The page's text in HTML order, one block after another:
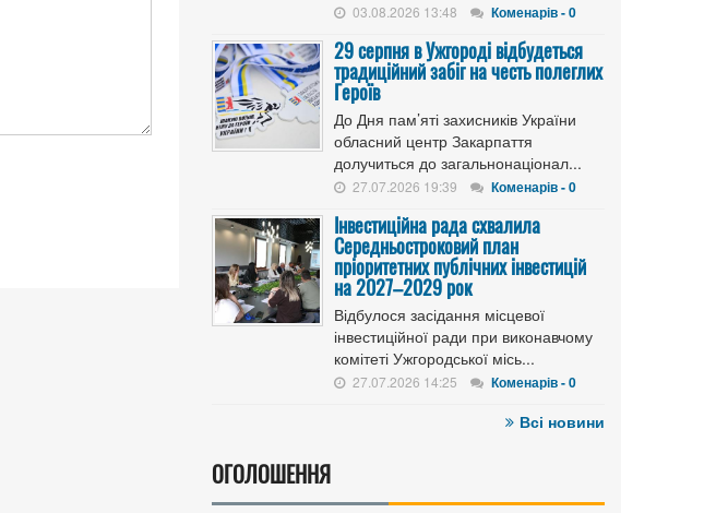
03.08.2026 13:48 Коменарів - 0
29 серпня в Ужгороді відбудеться
традиційний забіг на честь полеглих
Героїв
До Дня пам’яті захисників України
обласний центр Закарпаття
долучиться до загальнонаціонал...
27.07.2026 19:39 Коменарів - 0
Інвестиційна рада схвалила
Середньостроковий план
пріоритетних публічних інвестицій
на 2027–2029 рок
Відбулося засідання місцевої
інвестиційної ради при виконавчому
комітеті Ужгородської місь...
27.07.2026 14:25 Коменарів - 0
Всі новини
ОГОЛОШЕННЯ